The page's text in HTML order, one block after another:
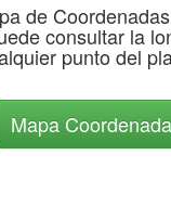
de
consultar la
punto del
Mapa